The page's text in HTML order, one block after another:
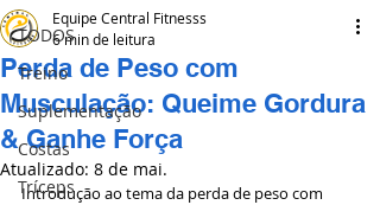
TODOS
Treino
Suplementação
Costas
Tríceps
Perda de Peso com
Musculação: Queime Gordura
& Ganhe Força
Equipe Central Fitnesss
6 min de leitura
Atualizado: 8 de mai.
Introdução ao tema da perda de peso com